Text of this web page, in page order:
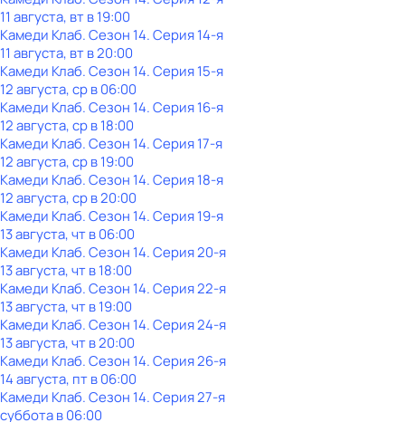
11 августа, вт в 19:00
Камеди Клаб. Сезон 14. Серия 14-я
11 августа, вт в 20:00
Камеди Клаб. Сезон 14. Серия 15-я
12 августа, ср в 06:00
Камеди Клаб. Сезон 14. Серия 16-я
12 августа, ср в 18:00
Камеди Клаб. Сезон 14. Серия 17-я
12 августа, ср в 19:00
Камеди Клаб. Сезон 14. Серия 18-я
12 августа, ср в 20:00
Камеди Клаб. Сезон 14. Серия 19-я
13 августа, чт в 06:00
Камеди Клаб. Сезон 14. Серия 20-я
13 августа, чт в 18:00
Камеди Клаб. Сезон 14. Серия 22-я
13 августа, чт в 19:00
Камеди Клаб. Сезон 14. Серия 24-я
13 августа, чт в 20:00
Камеди Клаб. Сезон 14. Серия 26-я
14 августа, пт в 06:00
Камеди Клаб. Сезон 14. Серия 27-я
субботав06:00